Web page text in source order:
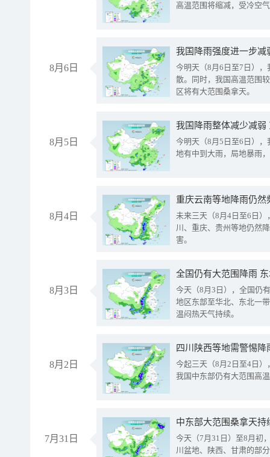
高温范围将缩减，受冷空
8月6日
今明天（8月6日至7日）
散。同时，我国高温范围
区将有大范围桑拿天。
8月5日
我国降雨整体减少减弱
今明天（8月5日至6日）
地有中到大雨，局地暴雨
8月4日
重庆云南等地降雨仍然
未来三天（8月4日至6日
川、重庆、贵州等地仍然
害。
8月3日
全国仍有大范围降雨
今天（8月3日），全国仍
地区东部至华北、东北一
温闷热天气持续。
8月2日
今起三天（8月2日至4日
我国中东部仍有大范围高
7月31日
中东部大范围桑拿天
今天（7月31日）至8月初
川盆地、陕西、甘肃的部